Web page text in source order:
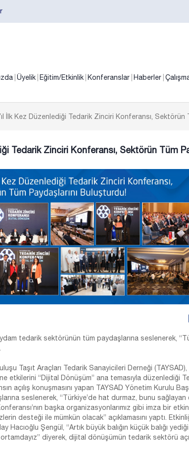
Üyelik Eğitim/Etkinlik Konferanslar Haberler
İlk Kez Düzenlediği Tedarik Zinciri Konferansı, Sektörün
Tedarik Zinciri Konferansı, Sektörün Tüm
tedarik sektörünün tüm paydaşlarına seslenerek,
Taşıt Araçları Tedarik Sanayicileri Derneği (TAYSAD),
etkilerini “Dijital Dönüşüm” ana temasıyla düzenlediği
açılış konuşmasını yapan TAYSAD Yönetim Kurulu
seslenerek, “Türkiye’de hat durmaz, bunu sağlayan
başka organizasyonlarımız gibi imza bir
desteği ile mümkün olacak” açıklamasını yaptı.
Hacıoğlu Şengül, “Artık büyük balığın küçük balığı
ortamdayız” diyerek, dijital dönüşümün tedarik sektörü